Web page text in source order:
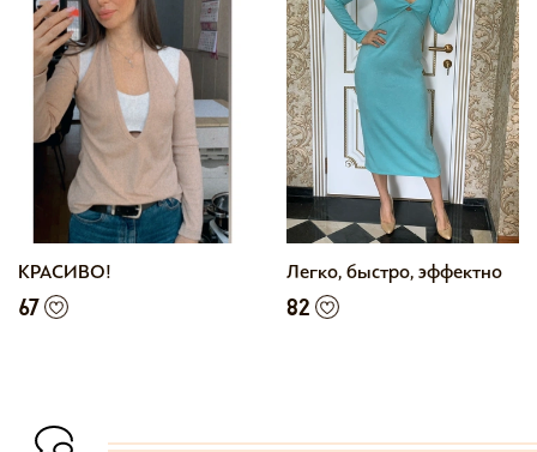
КРАСИВО!
67
Легко, быстро, эффектно
82